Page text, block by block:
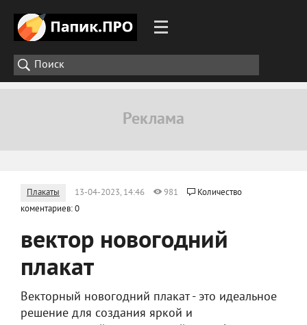
Плакаты 13-04-2023, 14:46 981
Количество
коментариев: 0
вектор новогодний
плакат
Векторный новогодний плакат - это идеальное
решение для создания яркой и